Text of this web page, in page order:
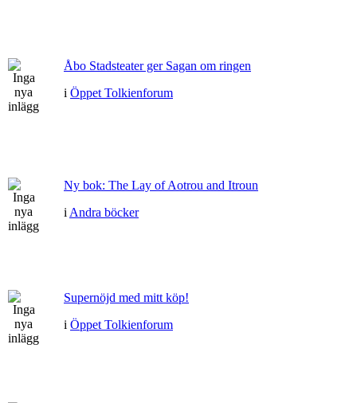
Åbo Stadsteater ger Sagan om ringen
i Öppet Tolkienforum
Ny bok: The Lay of Aotrou and Itroun
i Andra böcker
Supernöjd med mitt köp!
i Öppet Tolkienforum